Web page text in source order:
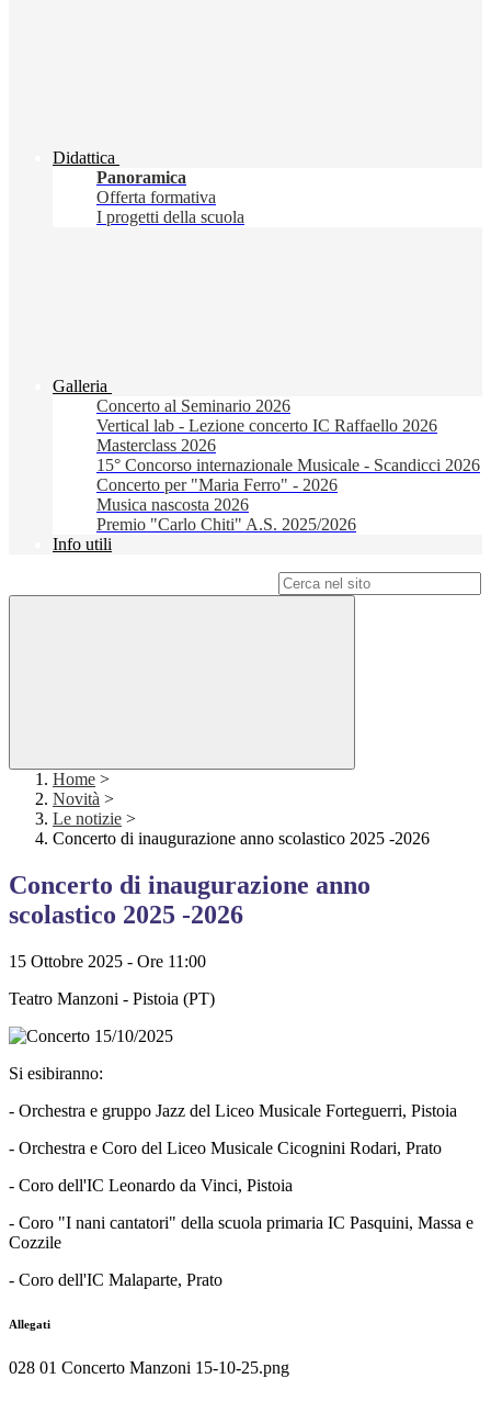
Didattica
Panoramica
Offerta formativa
I progetti della scuola
Galleria
Concerto al Seminario 2026
Vertical lab - Lezione concerto IC Raffaello 2026
Masterclass 2026
15° Concorso internazionale Musicale - Scandicci 2026
Concerto per "Maria Ferro" - 2026
Musica nascosta 2026
Premio "Carlo Chiti" A.S. 2025/2026
Info utili
Home >
Novità >
Le notizie >
Concerto di inaugurazione anno scolastico 2025 -2026
Concerto di inaugurazione anno
scolastico 2025 -2026
15 Ottobre 2025 - Ore 11:00
Teatro Manzoni - Pistoia (PT)
Si esibiranno:
- Orchestra e gruppo Jazz del Liceo Musicale Forteguerri, Pistoia
- Orchestra e Coro del Liceo Musicale Cicognini Rodari, Prato
- Coro dell'IC Leonardo da Vinci, Pistoia
- Coro "I nani cantatori" della scuola primaria IC Pasquini, Massa e
Cozzile
- Coro dell'IC Malaparte, Prato
Allegati
028 01 Concerto Manzoni 15-10-25.png